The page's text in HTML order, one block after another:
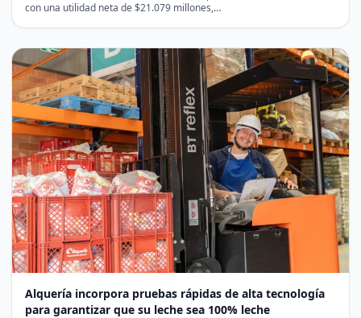
con una utilidad neta de $21.079 millones,…
Alquería incorpora pruebas rápidas de alta tecnología
para garantizar que su leche sea 100% leche